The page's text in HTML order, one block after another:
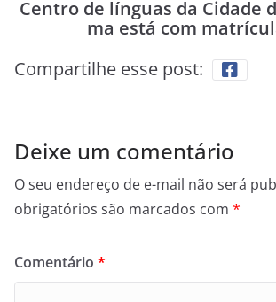
Centro de línguas da Cidade
ma está com
Compartilhe esse post:
Deixe um comentário
O seu endereço de e-mail não será
obrigatórios são marcados com *
Comentário *